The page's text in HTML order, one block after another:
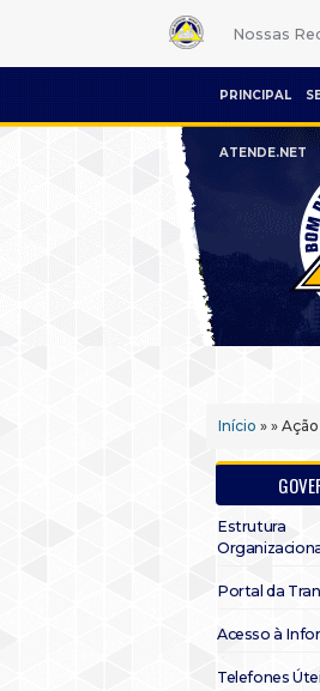
Nossas
PRINCIPAL
ATENDE.NET
Início » »
Estrutura
Portal da
Acesso à
Telefones